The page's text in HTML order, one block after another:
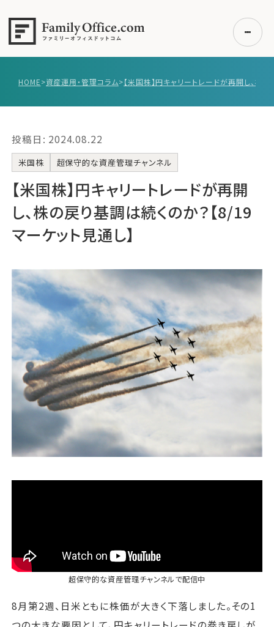
事例紹介
エキスパート一覧
無料講座
コラム
利用者の声
運営会社
ファミリーオフィスとは
関連書籍
メールマガジン登録
よくある質問
HOME>資産運用・管理コラム>
投稿日: 2024.08.22
米国株 超保守的な資産管理チャンネル
【米国株】‌‌円キャリートレードが再開
し、株の戻り基調は続くのか？【8/19
マーケット見通し】
超保守的な資産管理チャンネルで配信中
8月第2週、日米ともに株価が大きく下落しました。その1